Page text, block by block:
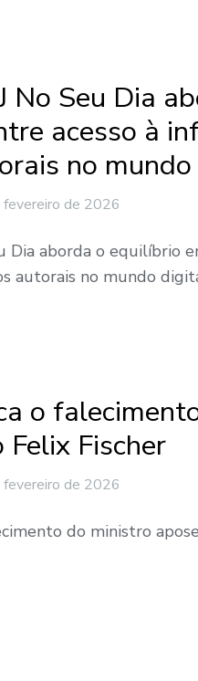
No Seu Dia
acesso à
no
de 2026
Dia aborda o equilíbrio
autorais no mundo
o
Fischer
de 2026
do ministro